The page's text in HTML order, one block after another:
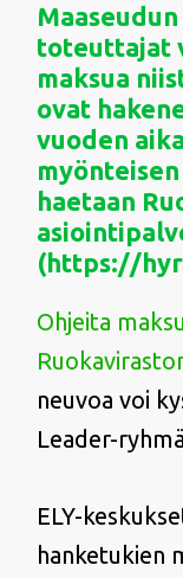
toteuttajat
maksua
ovat
vuoden
haetaan
(https://
Ohjeita
neuvoa voi
Leader-
ELY-
hanketukien